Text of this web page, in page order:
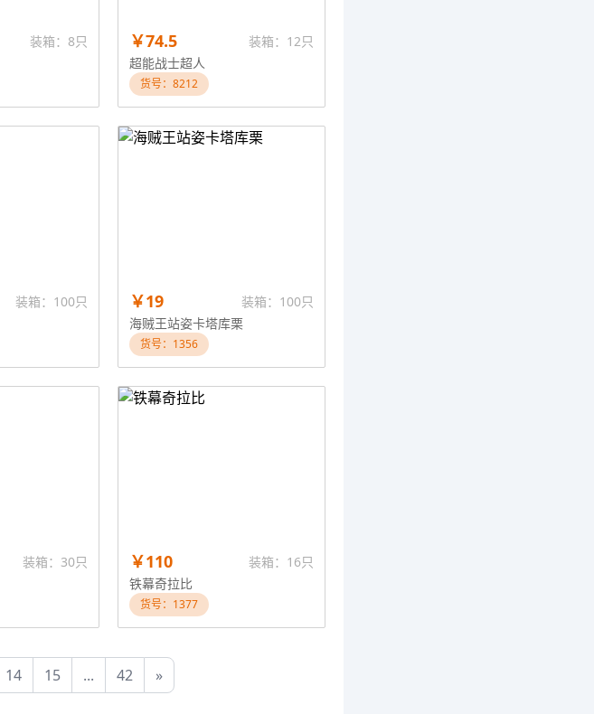
装箱：8只
￥74.5
装箱：12只
超能战士超人
货号：8212
装箱：100只
￥19
装箱：100只
海贼王站姿卡塔库栗
货号：1356
装箱：30只
￥110
装箱：16只
铁幕奇拉比
货号：1377
14 15 ... 42 »